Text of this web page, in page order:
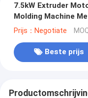
7.5kW Extruder
Molding Machine
Prijs：Negotiate
Beste prijs